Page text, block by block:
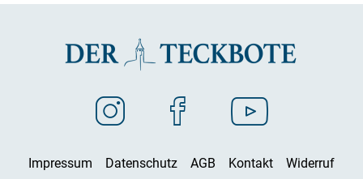
Impressum Datenschutz AGB Kontakt
Widerruf